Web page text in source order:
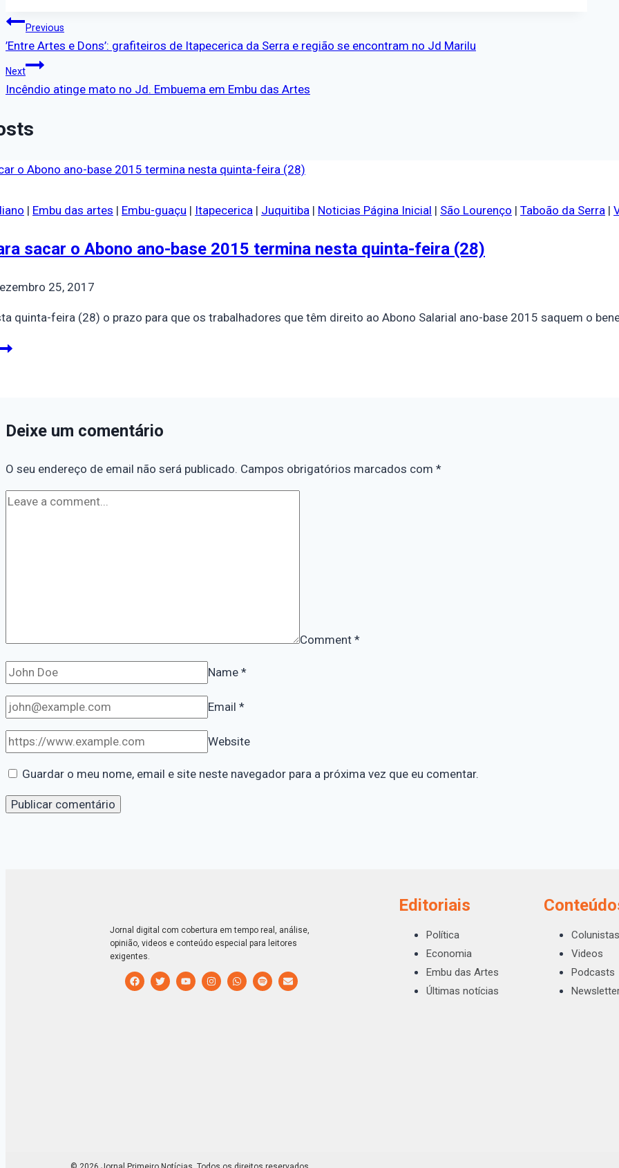
Previous
’Entre Artes e Dons’: grafiteiros de Itapecerica da Serra e região se encontram no Jd Marilu
Next
Incêndio atinge mato no Jd. Embuema em Embu das Artes
| Embu das artes | Embu-guaçu | Itapecerica | Juquitiba | Noticias Página Inicial | São Lourenço | Taboão da Serra |
sacar o Abono ano-base 2015 termina nesta quinta-feira (28)
25, 2017
quinta-feira (28) o prazo para que os trabalhadores que têm direito ao Abono Salarial ano-base 2015 saquem o
Deixe um comentário
O seu endereço de email não será publicado. Campos obrigatórios marcados com *
Comment *
Name *
Email *
Website
Guardar o meu nome, email e site neste navegador para a próxima vez que eu comentar.
Jornal digital com cobertura em tempo real, análise,
opinião, videos e conteúdo especial para leitores
exigentes.
Editoriais
Política
Economia
Embu das Artes
Últimas notícias
Colunistas
Videos
Podcasts